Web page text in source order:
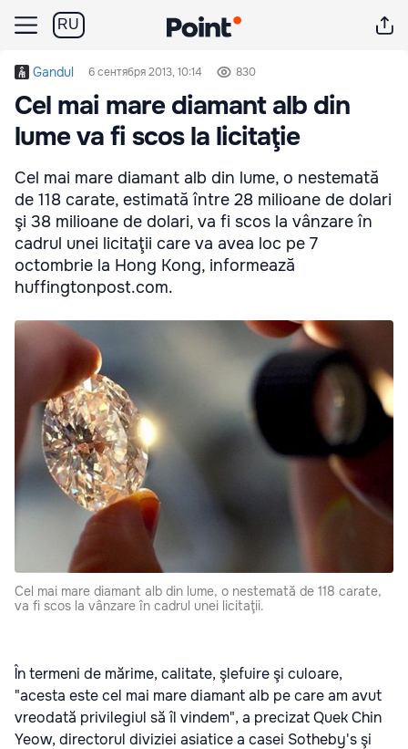
RU
Gandul 6 сентября 2013, 10:14 830
Cel mai mare diamant alb din
lume va fi scos la licitaţie
Cel mai mare diamant alb din lume, o nestemată
de 118 carate, estimată între 28 milioane de dolari
şi 38 milioane de dolari, va fi scos la vânzare în
cadrul unei licitaţii care va avea loc pe 7
octombrie la Hong Kong, informează
huffingtonpost.com.
Cel mai mare diamant alb din lume, o nestemată de 118 carate,
va fi scos la vânzare în cadrul unei licitaţii.
În termeni de mărime, calitate, şlefuire şi culoare,
"acesta este cel mai mare diamant alb pe care am avut
vreodată privilegiul să îl vindem", a precizat Quek Chin
Yeow, directorul diviziei asiatice a casei Sotheby's şi